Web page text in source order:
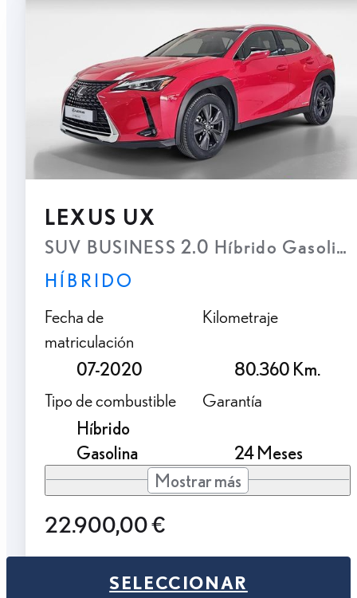
LEXUS UX
SUV BUSINESS 2.0 Híbrido
HÍBRIDO
Fecha de
matriculación
07-2020
Kilometraje
80.360 Km.
Tipo de combustible
Híbrido
Gasolina
Garantía
24 Meses
Mostrar más
22.900,00 €
SELECCIONAR